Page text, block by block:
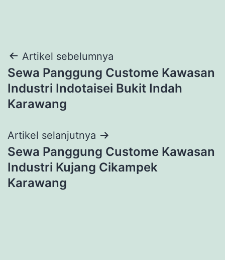
Navigasi
pos
Artikel sebelumnya
Sewa Panggung Custome Kawasan
Industri Indotaisei Bukit Indah
Karawang
Artikel selanjutnya
Sewa Panggung Custome Kawasan
Industri Kujang Cikampek
Karawang